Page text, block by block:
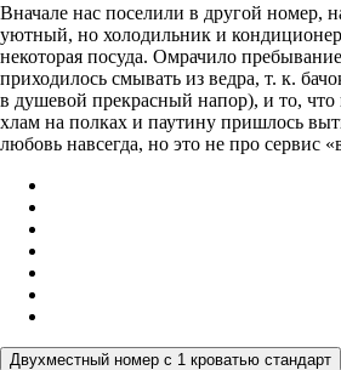
Вначале нас поселили в другой номер,
уютный, но холодильник и кондиционер
некоторая посуда. Омрачило
приходилось смывать из ведра, т. к.
в душевой прекрасный напор), и то,
хлам на полках и паутину пришлось
любовь навсегда, но это не про сервис
Двухместный номер с 1 кроватью стандарт